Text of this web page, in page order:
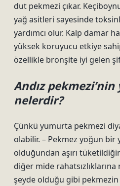
dut pekmezi çıkar.
yağ asitleri sayesinde
yardımcı olur. Kalp damar
yüksek koruyucu etkiye
özellikle bronşite iyi gelen
Andız
nelerdir?
Çünkü yumurta pekmezi
olabilir. – Pekmez yoğun bir
olduğundan aşırı
diğer mide
şeyde olduğu gibi pekmezin